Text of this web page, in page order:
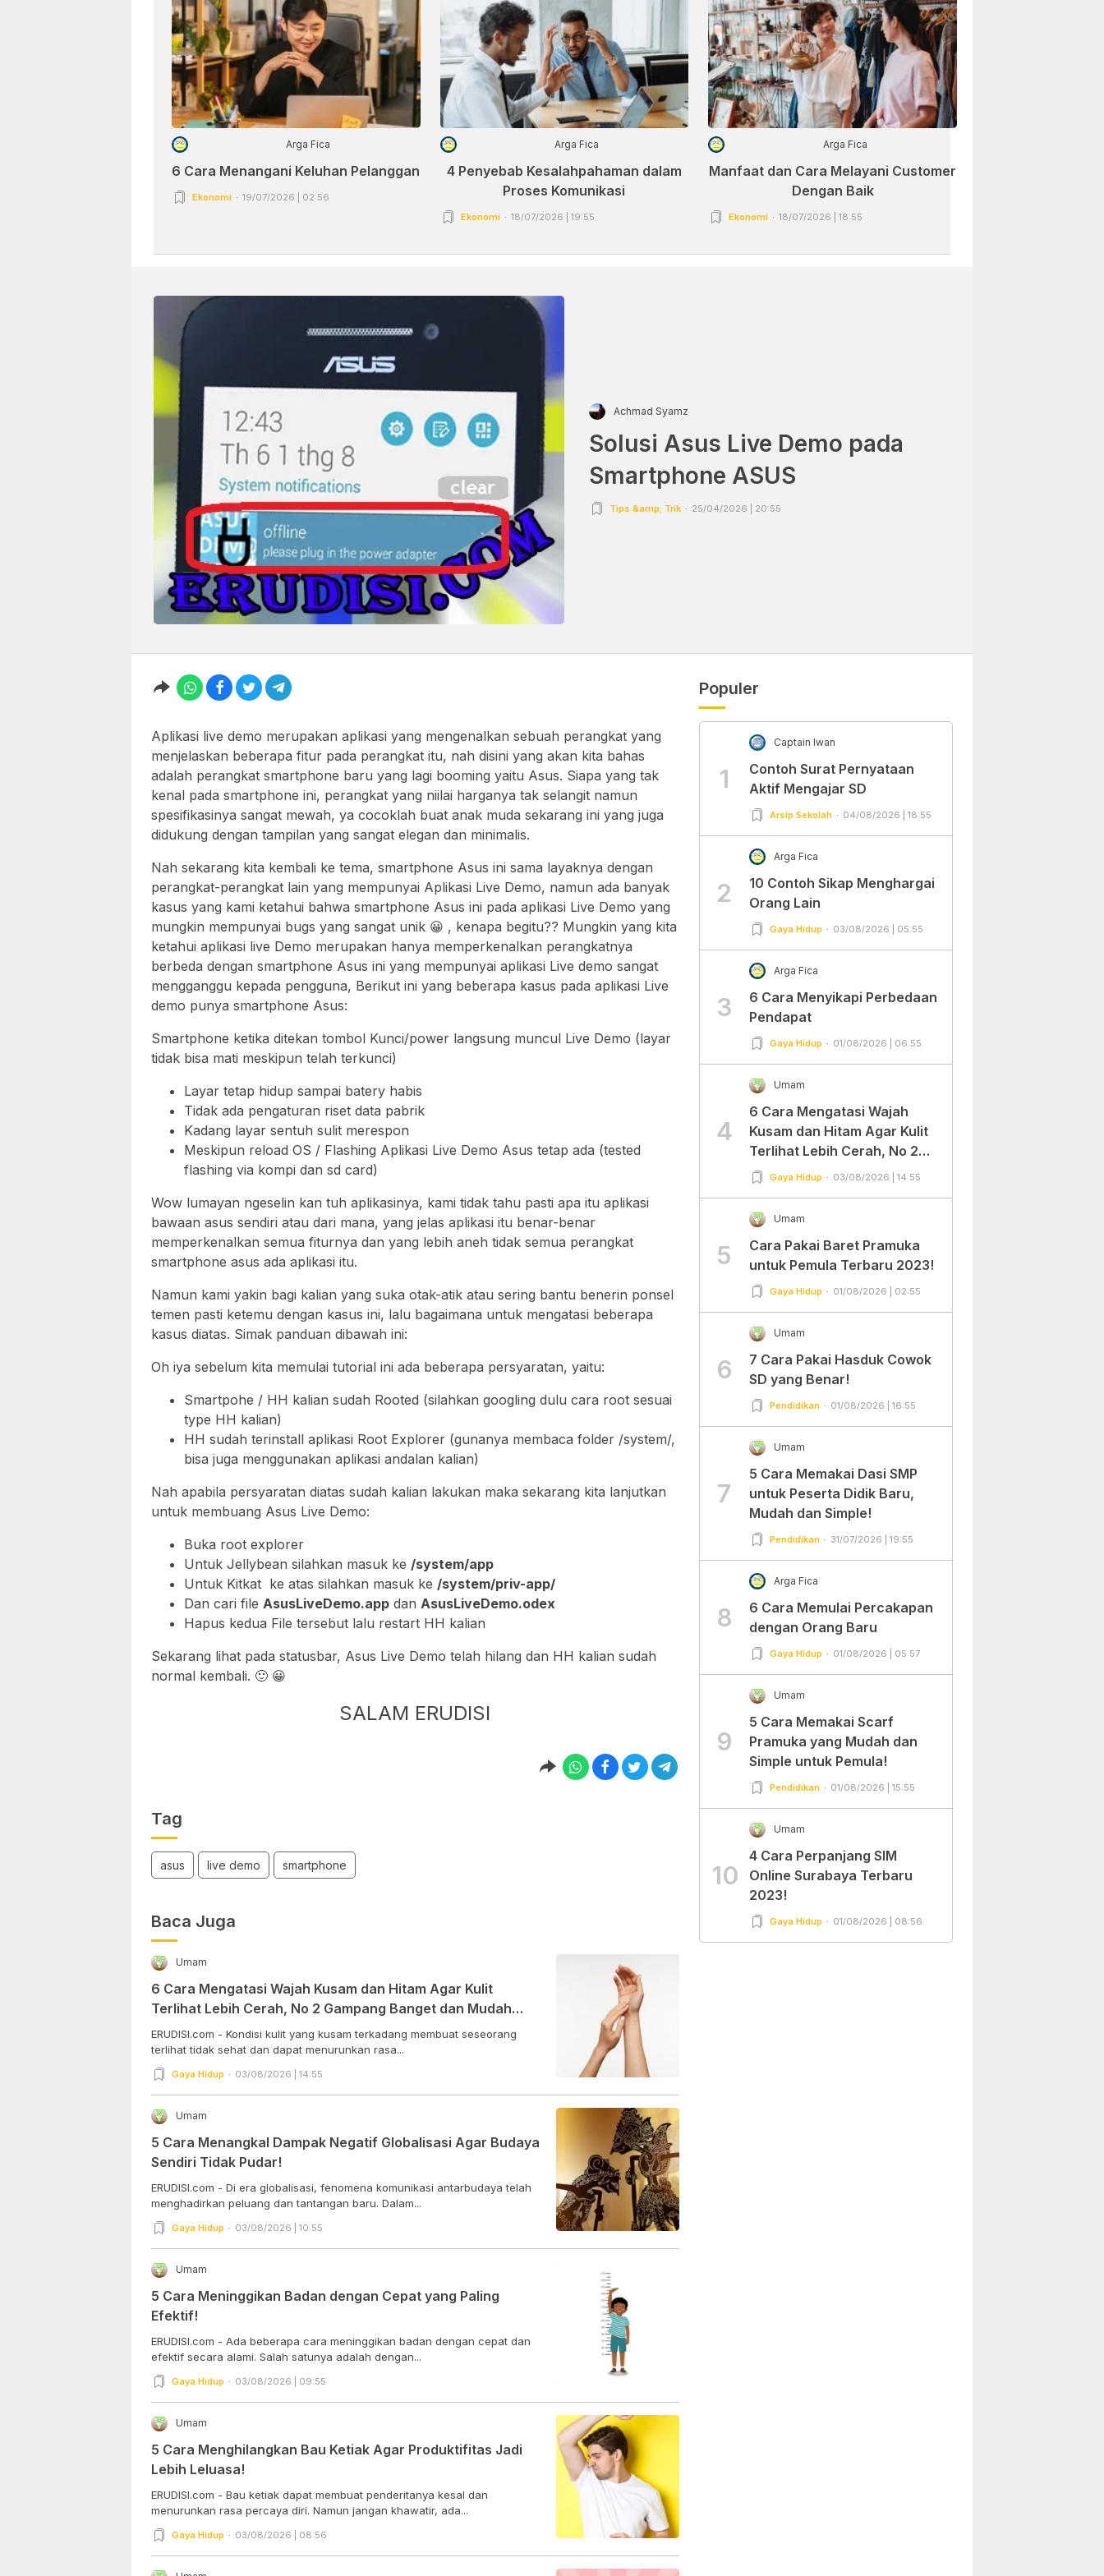
Arga Fica
6 Cara Menangani Keluhan Pelanggan
Ekonomi 19/07/2026 | 02:56
Arga Fica
4 Penyebab Kesalahpahaman dalam
Proses Komunikasi
Ekonomi 18/07/2026 | 19:55
Arga Fica
Manfaat dan Cara Melayani Customer
Dengan Baik
Ekonomi 18/07/2026 | 18:55
Achmad Syamz
Solusi Asus Live Demo pada
Smartphone ASUS
Tips &amp; Trik 25/04/2026 | 20:55
Aplikasi live demo merupakan aplikasi yang mengenalkan sebuah perangkat yang
menjelaskan beberapa fitur pada perangkat itu, nah disini yang akan kita bahas
adalah perangkat smartphone baru yang lagi booming yaitu Asus. Siapa yang tak
kenal pada smartphone ini, perangkat yang niilai harganya tak selangit namun
spesifikasinya sangat mewah, ya cocoklah buat anak muda sekarang ini yang juga
didukung dengan tampilan yang sangat elegan dan minimalis.
Nah sekarang kita kembali ke tema, smartphone Asus ini sama layaknya dengan
perangkat-perangkat lain yang mempunyai Aplikasi Live Demo, namun ada banyak
kasus yang kami ketahui bahwa smartphone Asus ini pada aplikasi Live Demo yang
mungkin mempunyai bugs yang sangat unik 😀 , kenapa begitu?? Mungkin yang kita
ketahui aplikasi live Demo merupakan hanya memperkenalkan perangkatnya
berbeda dengan smartphone Asus ini yang mempunyai aplikasi Live demo sangat
mengganggu kepada pengguna, Berikut ini yang beberapa kasus pada aplikasi Live
demo punya smartphone Asus:
Smartphone ketika ditekan tombol Kunci/power langsung muncul Live Demo (layar
tidak bisa mati meskipun telah terkunci)
Layar tetap hidup sampai batery habis
Tidak ada pengaturan riset data pabrik
Kadang layar sentuh sulit merespon
Meskipun reload OS / Flashing Aplikasi Live Demo Asus tetap ada (tested
flashing via kompi dan sd card)
Wow lumayan ngeselin kan tuh aplikasinya, kami tidak tahu pasti apa itu aplikasi
bawaan asus sendiri atau dari mana, yang jelas aplikasi itu benar-benar
memperkenalkan semua fiturnya dan yang lebih aneh tidak semua perangkat
smartphone asus ada aplikasi itu.
Namun kami yakin bagi kalian yang suka otak-atik atau sering bantu benerin ponsel
temen pasti ketemu dengan kasus ini, lalu bagaimana untuk mengatasi beberapa
kasus diatas. Simak panduan dibawah ini:
Oh iya sebelum kita memulai tutorial ini ada beberapa persyaratan, yaitu:
Smartpohe / HH kalian sudah Rooted (silahkan googling dulu cara root sesuai
type HH kalian)
HH sudah terinstall aplikasi Root Explorer (gunanya membaca folder /system/,
bisa juga menggunakan aplikasi andalan kalian)
Nah apabila persyaratan diatas sudah kalian lakukan maka sekarang kita lanjutkan
untuk membuang Asus Live Demo:
Buka root explorer
Untuk Jellybean silahkan masuk ke /system/app
Untuk Kitkat ke atas silahkan masuk ke /system/priv-app/
Dan cari file AsusLiveDemo.app dan AsusLiveDemo.odex
Hapus kedua File tersebut lalu restart HH kalian
Sekarang lihat pada statusbar, Asus Live Demo telah hilang dan HH kalian sudah
normal kembali. 🙂 😀
SALAM ERUDISI
Tag
asus live demo smartphone
Baca Juga
Umam
6 Cara Mengatasi Wajah Kusam dan Hitam Agar Kulit
Terlihat Lebih Cerah, No 2 Gampang Banget dan Mudah
Dipraktekkan!
ERUDISI.com - Kondisi kulit yang kusam terkadang membuat seseorang
terlihat tidak sehat dan dapat menurunkan rasa...
Gaya Hidup 03/08/2026 | 14:55
Umam
5 Cara Menangkal Dampak Negatif Globalisasi Agar Budaya
Sendiri Tidak Pudar!
ERUDISI.com - Di era globalisasi, fenomena komunikasi antarbudaya telah
menghadirkan peluang dan tantangan baru. Dalam...
Gaya Hidup 03/08/2026 | 10:55
Umam
5 Cara Meninggikan Badan dengan Cepat yang Paling
Efektif!
ERUDISI.com - Ada beberapa cara meninggikan badan dengan cepat dan
efektif secara alami. Salah satunya adalah dengan...
Gaya Hidup 03/08/2026 | 09:55
Umam
5 Cara Menghilangkan Bau Ketiak Agar Produktifitas Jadi
Lebih Leluasa!
ERUDISI.com - Bau ketiak dapat membuat penderitanya kesal dan
menurunkan rasa percaya diri. Namun jangan khawatir, ada...
Gaya Hidup 03/08/2026 | 08:56
Populer
1
Captain Iwan
Contoh Surat Pernyataan
Aktif Mengajar SD
Arsip Sekolah 04/08/2026 | 18:55
2
Arga Fica
10 Contoh Sikap Menghargai
Orang Lain
Gaya Hidup 03/08/2026 | 05:55
3
Arga Fica
6 Cara Menyikapi Perbedaan
Pendapat
Gaya Hidup 01/08/2026 | 06:55
4
Umam
6 Cara Mengatasi Wajah
Kusam dan Hitam Agar Kulit
Terlihat Lebih Cerah, No 2
Gampang Banget dan Mudah
Gaya Hidup 03/08/2026 | 14:55
5
Umam
Cara Pakai Baret Pramuka
untuk Pemula Terbaru 2023!
Gaya Hidup 01/08/2026 | 02:55
6
Umam
7 Cara Pakai Hasduk Cowok
SD yang Benar!
Pendidikan 01/08/2026 | 16:55
7
Umam
5 Cara Memakai Dasi SMP
untuk Peserta Didik Baru,
Mudah dan Simple!
Pendidikan 31/07/2026 | 19:55
8
Arga Fica
6 Cara Memulai Percakapan
dengan Orang Baru
Gaya Hidup 01/08/2026 | 05:57
9
Umam
5 Cara Memakai Scarf
Pramuka yang Mudah dan
Simple untuk Pemula!
Pendidikan 01/08/2026 | 15:55
10
Umam
4 Cara Perpanjang SIM
Online Surabaya Terbaru
2023!
Gaya Hidup 01/08/2026 | 08:56